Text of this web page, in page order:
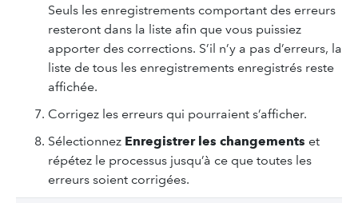
Seuls les enregistrements comportant des erreurs
resteront dans la liste afin que vous puissiez
apporter des corrections. S’il n’y a pas d’erreurs, la
liste de tous les enregistrements enregistrés reste
affichée.
Corrigez les erreurs qui pourraient s’afficher.
Sélectionnez Enregistrer les changements et
répétez le processus jusqu’à ce que toutes les
erreurs soient corrigées.